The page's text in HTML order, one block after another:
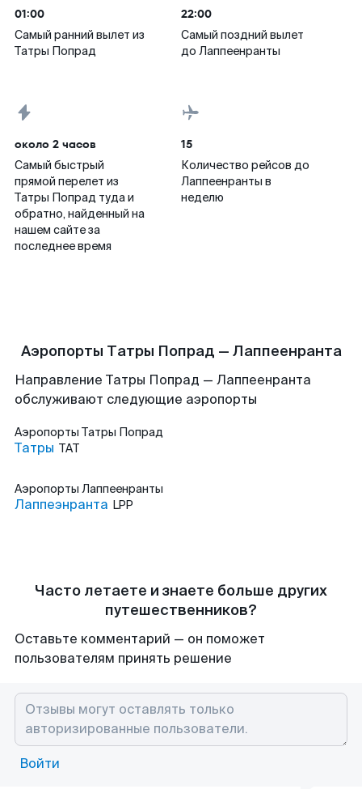
01:00
Самый ранний вылет из
Татры Попрад
22:00
Самый поздний вылет
до Лаппеенранты
около 2 часов
Самый быстрый
прямой перелет из
Татры Попрад туда и
обратно, найденный на
нашем сайте за
последнее время
15
Количество рейсов до
Лаппеенранты в
неделю
Аэропорты Татры Попрад — Лаппеенранта
Направление Татры Попрад — Лаппеенранта
обслуживают следующие аэропорты
Аэропорты Татры Попрад
Татры TAT
Аэропорты Лаппеенранты
Лаппеэнранта LPP
Часто летаете и знаете больше других
путешественников?
Оставьте комментарий — он поможет
пользователям принять решение
Войти